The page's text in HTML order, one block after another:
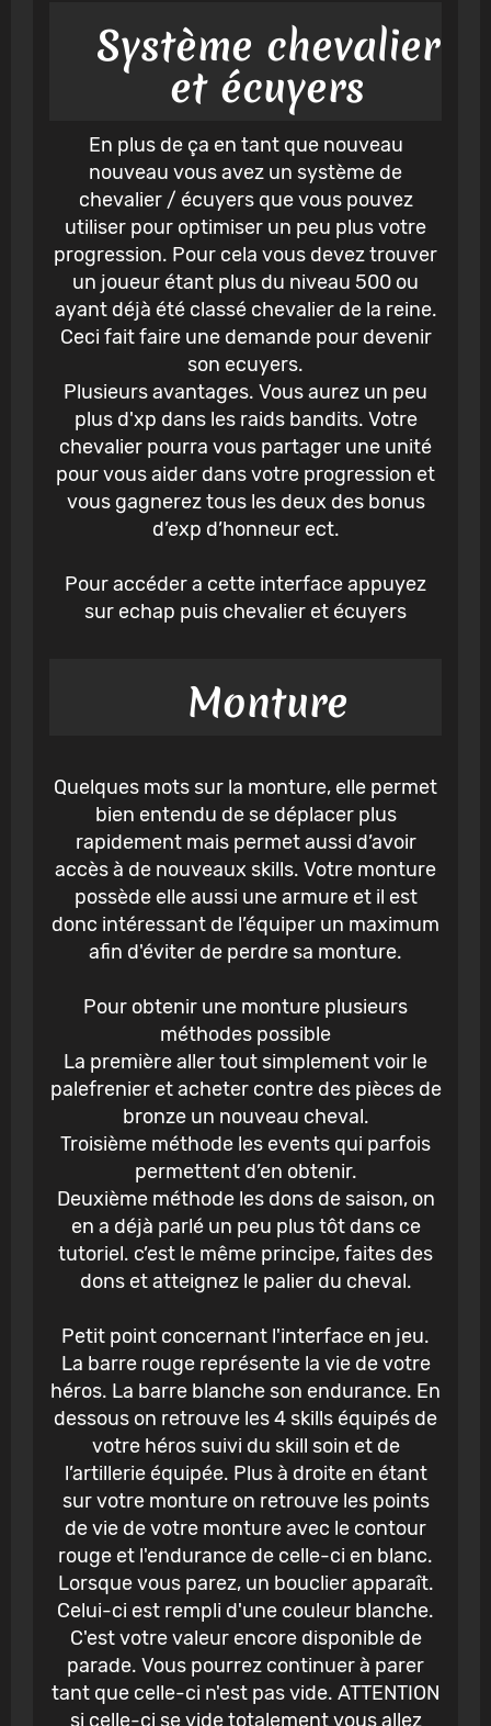
Système chevalier
et écuyers
En plus de ça en tant que nouveau
nouveau vous avez un système de
chevalier / écuyers que vous pouvez
utiliser pour optimiser un peu plus votre
progression. Pour cela vous devez trouver
un joueur étant plus du niveau 500 ou
ayant déjà été classé chevalier de la reine.
Ceci fait faire une demande pour devenir
son ecuyers.
Plusieurs avantages. Vous aurez un peu
plus d'xp dans les raids bandits. Votre
chevalier pourra vous partager une unité
pour vous aider dans votre progression et
vous gagnerez tous les deux des bonus
d’exp d’honneur ect.
Pour accéder a cette interface appuyez
sur echap puis chevalier et écuyers
Monture
Quelques mots sur la monture, elle permet
bien entendu de se déplacer plus
rapidement mais permet aussi d’avoir
accès à de nouveaux skills. Votre monture
possède elle aussi une armure et il est
donc intéressant de l’équiper un maximum
afin d'éviter de perdre sa monture.
Pour obtenir une monture plusieurs
méthodes possible
La première aller tout simplement voir le
palefrenier et acheter contre des pièces de
bronze un nouveau cheval.
Troisième méthode les events qui parfois
permettent d’en obtenir.
Deuxième méthode les dons de saison, on
en a déjà parlé un peu plus tôt dans ce
tutoriel. c’est le même principe, faites des
dons et atteignez le palier du cheval.
Petit point concernant l'interface en jeu.
La barre rouge représente la vie de votre
héros. La barre blanche son endurance. En
dessous on retrouve les 4 skills équipés de
votre héros suivi du skill soin et de
l’artillerie équipée. Plus à droite en étant
sur votre monture on retrouve les points
de vie de votre monture avec le contour
rouge et l'endurance de celle-ci en blanc.
Lorsque vous parez, un bouclier apparaît.
Celui-ci est rempli d'une couleur blanche.
C'est votre valeur encore disponible de
parade. Vous pourrez continuer à parer
tant que celle-ci n'est pas vide. ATTENTION
si celle-ci se vide totalement vous allez